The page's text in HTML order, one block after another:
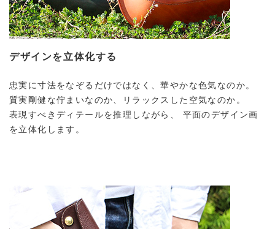
デザインを立体化する
忠実に寸法をなぞるだけではなく、華やかな色気なのか。
質実剛健な佇まいなのか、リラックスした空気なのか。
表現すべきディテールを推理しながら、
平面のデザイン画
を立体化します。